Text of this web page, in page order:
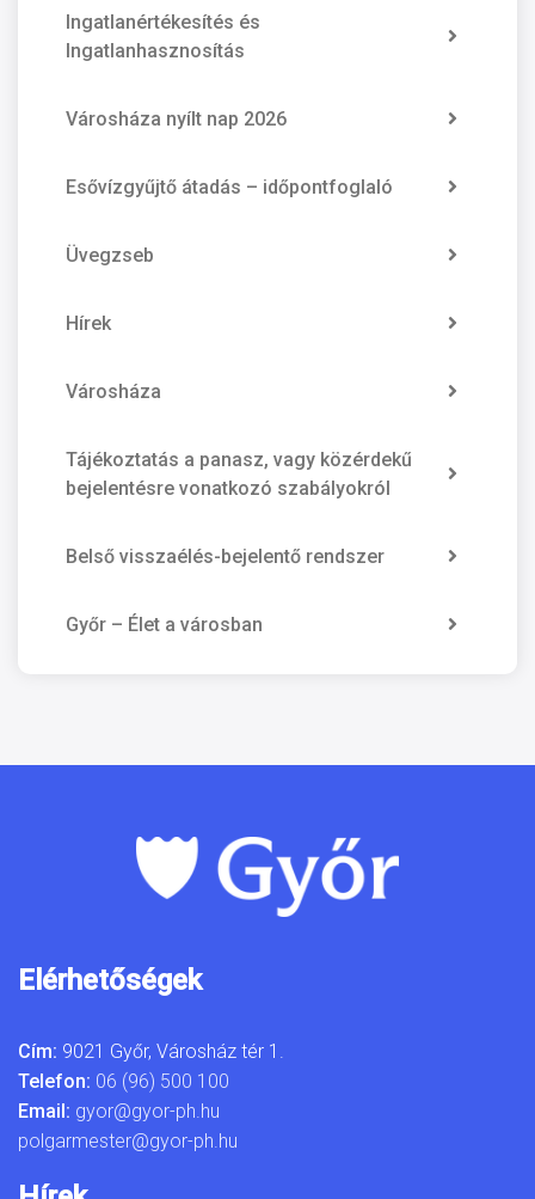
Ingatlanértékesítés és
Ingatlanhasznosítás
Városháza nyílt nap 2026
Esővízgyűjtő átadás – időpontfoglaló
Üvegzseb
Hírek
Városháza
Tájékoztatás a panasz, vagy közérdekű
bejelentésre vonatkozó szabályokról
Belső visszaélés-bejelentő rendszer
Győr – Élet a városban
Elérhetőségek
Cím: 9021 Győr, Városház tér 1.
Telefon: 06 (96) 500 100
Email: gyor@gyor-ph.hu
polgarmester@gyor-ph.hu